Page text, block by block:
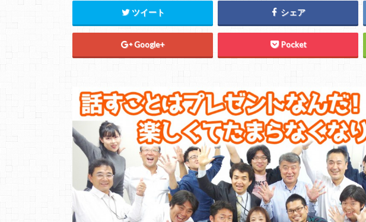
ツイート シェア
Google+ Pocket